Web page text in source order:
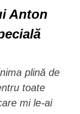
Anton
plină de
toate
mi le-ai